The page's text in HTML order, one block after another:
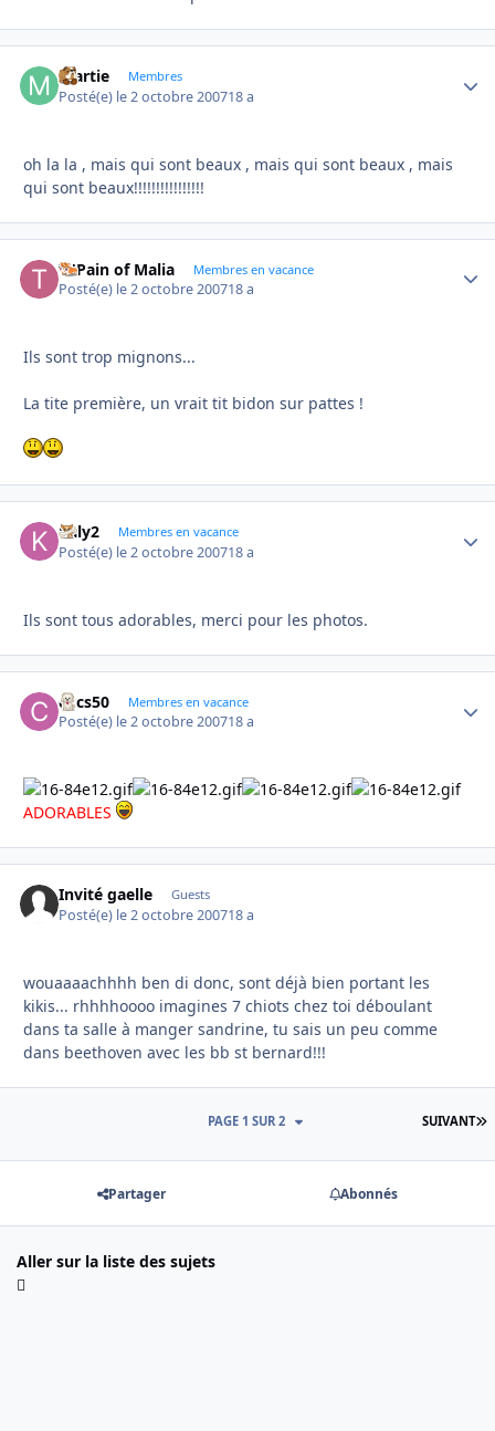
martie Membres
Posté(e) le 2 octobre 200718 a
oh la la , mais qui sont beaux , mais qui sont beaux , mais
qui sont beaux!!!!!!!!!!!!!!!!
Ti'Pain of Malia Membres en vacance
Posté(e) le 2 octobre 200718 a
Ils sont trop mignons...
La tite première, un vrait tit bidon sur pattes !
kaly2 Membres en vacance
Posté(e) le 2 octobre 200718 a
Ils sont tous adorables, merci pour les photos.
ckcs50 Membres en vacance
Posté(e) le 2 octobre 200718 a
ADORABLES
Invité gaelle Guests
Posté(e) le 2 octobre 200718 a
wouaaaachhhh ben di donc, sont déjà bien portant les
kikis... rhhhhoooo imagines 7 chiots chez toi déboulant
dans ta salle à manger sandrine, tu sais un peu comme
dans beethoven avec les bb st bernard!!!
SUIVANT
PAGE 1 SUR 2
Partager Abonnés
Aller sur la liste des sujets